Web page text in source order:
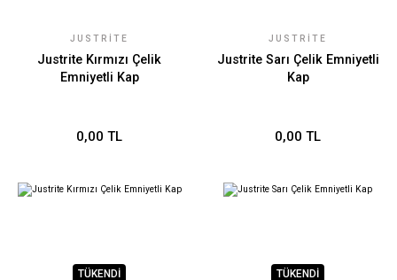
JUSTRITE
Justrite Kırmızı Çelik
Emniyetli Kap
0,00 TL
JUSTRITE
Justrite Sarı Çelik Emniyetli
Kap
0,00 TL
TÜKENDİ TÜKENDİ